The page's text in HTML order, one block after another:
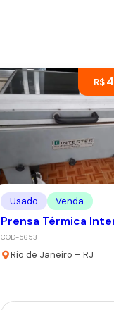
R$
Usado Venda
Prensa Térmica
COD-5653
Rio de Janeiro – RJ